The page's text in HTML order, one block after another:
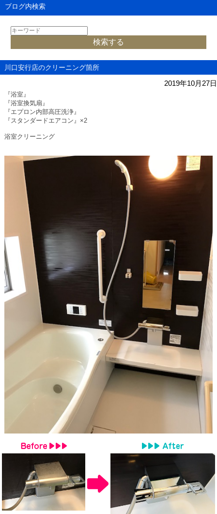
ブログ内検索
川口安行店のクリーニング箇所
2019年10月27日
『浴室』
『浴室換気扇』
『エプロン内部高圧洗浄』
『スタンダードエアコン』 ×2
浴室クリーニング